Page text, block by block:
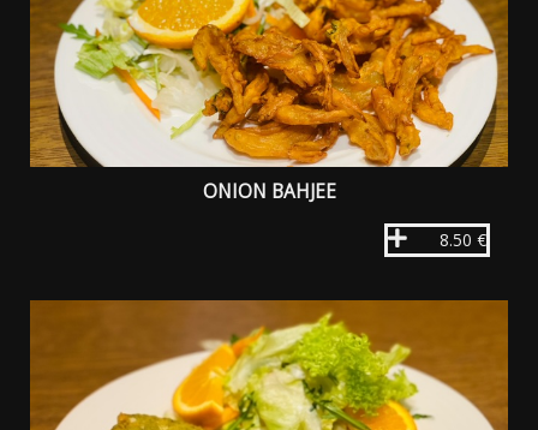
ONION BAHJEE
8.50 €